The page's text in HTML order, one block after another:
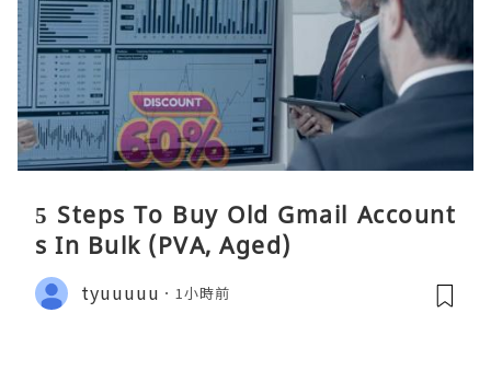
5 Steps To Buy Old Gmail Account
s In Bulk (PVA, Aged)
tyuuuuu 1小時前